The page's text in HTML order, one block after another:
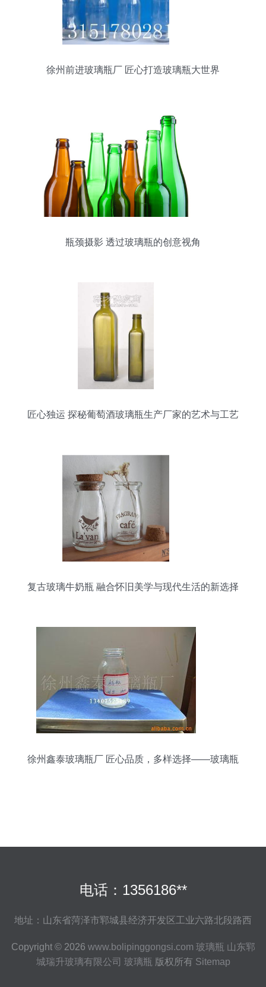
徐州前进玻璃瓶厂 匠心打造玻璃瓶大世界
瓶颈摄影 透过玻璃瓶的创意视角
匠心独运 探秘葡萄酒玻璃瓶生产厂家的艺术与工艺
复古玻璃牛奶瓶 融合怀旧美学与现代生活的新选择
徐州鑫泰玻璃瓶厂 匠心品质，多样选择——玻璃瓶
电话：1356186**
地址：山东省菏泽市郓城县经济开发区工业六路北段路西
Copyright © 2026 www.bolipinggongsi.com 玻璃瓶 山东郓
城瑞升玻璃有限公司 玻璃瓶 版权所有 Sitemap